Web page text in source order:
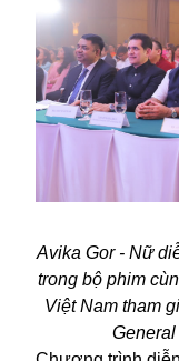
Avika Gor - Nữ
trong bộ phim
Việt Nam tham